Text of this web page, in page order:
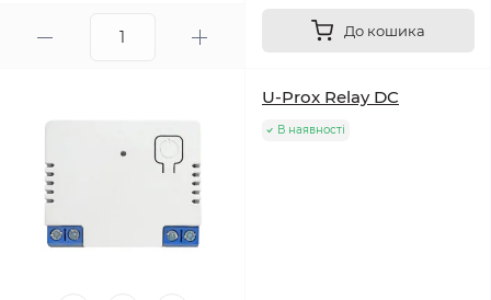
До кошика
U-Prox Relay DC
В наявності